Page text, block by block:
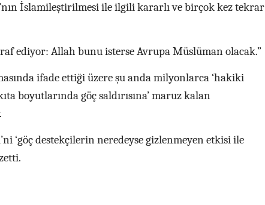
İslamileştirilmesi ile ilgili kararlı ve birçok kez tekrar
ediyor: Allah bunu isterse Avrupa Müslüman olacak.”
ifade ettiği üzere şu anda milyonlarca ‘hakiki
boyutlarında göç saldırısına’ maruz kalan
‘göç destekçilerin neredeyse gizlenmeyen etkisi ile